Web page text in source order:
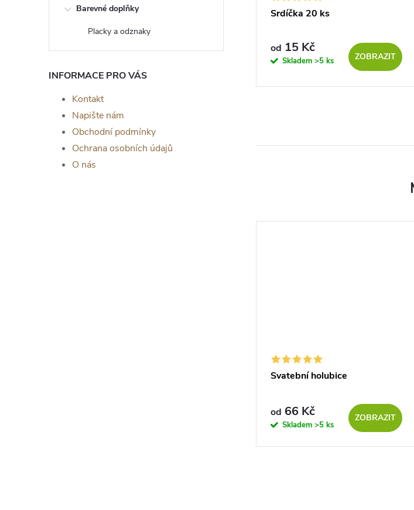
Barevné doplňky
Placky a odznaky
INFORMACE PRO VÁS
Kontakt
Napište nám
Obchodní podmínky
Ochrana osobních údajů
O nás
Srdíčka 20 ks
od30 Kč
Srdíčka 20 ks
od 15 Kč
Skladem >5 ks ZOBRAZIT
Svatební holubice
od 66 Kč
Skladem >5 ks
ZOBRAZIT